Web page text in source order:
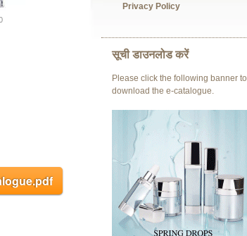
Privacy Policy
सूची डाउनलोड करें
Please click the following banner to
download the e-catalogue.